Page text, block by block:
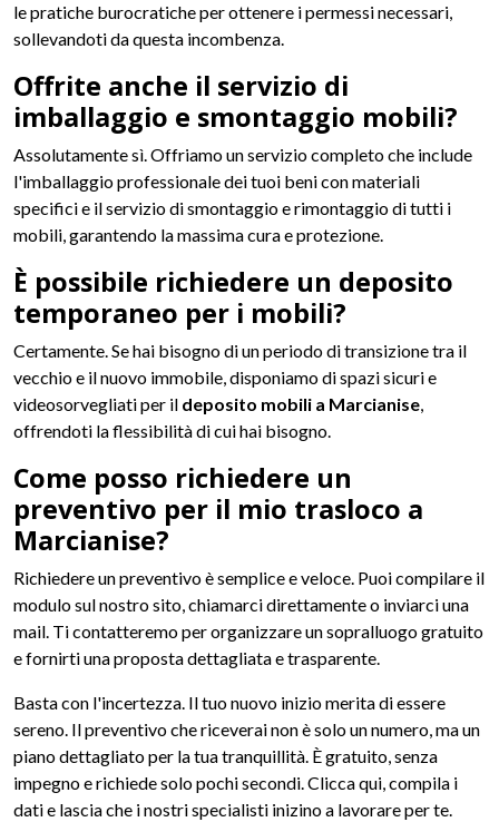
le pratiche burocratiche per ottenere i permessi necessari,
sollevandoti da questa incombenza.
Offrite anche il servizio di
imballaggio e smontaggio mobili?
Assolutamente sì. Offriamo un servizio completo che include
l'imballaggio professionale dei tuoi beni con materiali
specifici e il servizio di smontaggio e rimontaggio di tutti i
mobili, garantendo la massima cura e protezione.
È possibile richiedere un deposito
temporaneo per i mobili?
Certamente. Se hai bisogno di un periodo di transizione tra il
vecchio e il nuovo immobile, disponiamo di spazi sicuri e
videosorvegliati per il deposito mobili a Marcianise,
offrendoti la flessibilità di cui hai bisogno.
Come posso richiedere un
preventivo per il mio trasloco a
Marcianise?
Richiedere un preventivo è semplice e veloce. Puoi compilare il
modulo sul nostro sito, chiamarci direttamente o inviarci una
mail. Ti contatteremo per organizzare un sopralluogo gratuito
e fornirti una proposta dettagliata e trasparente.
Basta con l'incertezza. Il tuo nuovo inizio merita di essere
sereno. Il preventivo che riceverai non è solo un numero, ma un
piano dettagliato per la tua tranquillità. È gratuito, senza
impegno e richiede solo pochi secondi. Clicca qui, compila i
dati e lascia che i nostri specialisti inizino a lavorare per te.